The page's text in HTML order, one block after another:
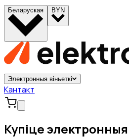
Беларуская BYN
Электронныя віньеткі
Кантакт
Купіце электронныя